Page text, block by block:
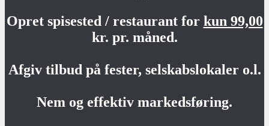
Opret spisested / restaurant for kun 99,00
kr. pr. måned.
Afgiv tilbud på fester, selskabslokaler o.l.
Nem og effektiv markedsføring.